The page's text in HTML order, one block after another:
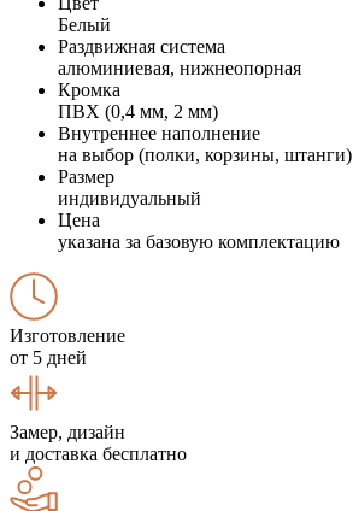
Белый
Раздвижная система
алюминиевая, нижнеопорная
Кромка
ПВХ (0,4 мм, 2 мм)
Внутреннее наполнение
на выбор (полки, корзины, штанги)
Размер
индивидуальный
Цена
указана за базовую комплектацию
Изготовление
от 5 дней
Замер, дизайн
и доставка бесплатно